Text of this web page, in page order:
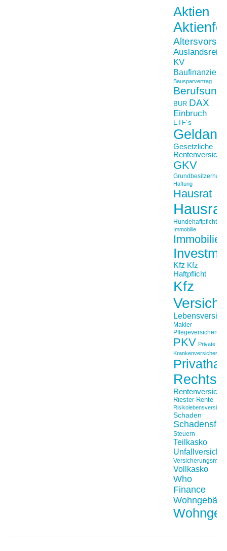
Aktien
Auslandsreise
KV
Bausparvertrag
BUR DAX
Einbruch
ETF´s
Gesetzliche
GKV
Haftung
Hausrat
Hundehaftpficht
Immobilie
Kfz Kfz
Haftpflicht
Kfz
Makler
Pflegeversicherung
PKV Private
Krankenversicherung
Riester-Rente
Schaden
Steuern
Teilkasko
Vollkasko
Who
Finance